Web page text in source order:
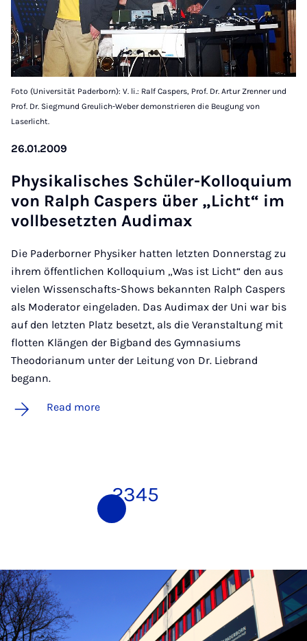
Foto (Universität Paderborn): V. li.: Ralf Caspers, Prof. Dr. Artur Zrenner und
Prof. Dr. Siegmund Greulich-Weber demonstrieren die Beugung von
Laserlicht.
26.01.2009
Physikalisches Schüler-Kolloqui­um
von Ral­ph Caspers über „Licht“ im
voll­beset­zten Audimax
Die Paderborner Physiker hatten letzten Donnerstag zu
ihrem öffentlichen Kolloquium „Was ist Licht“ den aus
vielen Wissenschafts-Shows bekannten Ralph Caspers
als Moderator eingeladen. Das Audimax der Uni war bis
auf den letzten Platz besetzt, als die Veranstaltung mit
flotten Klängen der Bigband des Gymnasiums
Theodorianum unter der Leitung von Dr. Liebrand
begann.
Read more
1 2345